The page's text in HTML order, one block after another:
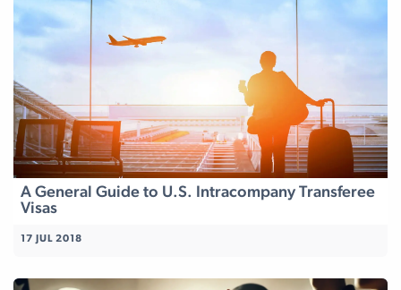
A General Guide to U.S. Intracompany Transferee
Visas
17 JUL 2018